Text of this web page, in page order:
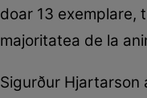
doar 13 exemplare,
majoritatea de la
Sigurður Hjartarson